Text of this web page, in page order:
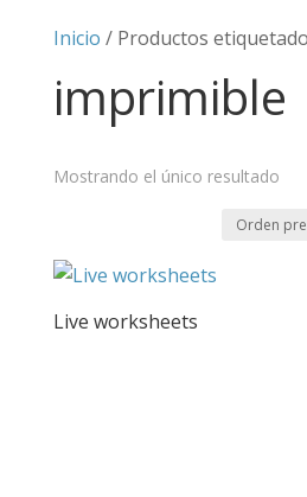
Inicio / Productos
imprimible
Mostrando el único resultado
Live worksheets